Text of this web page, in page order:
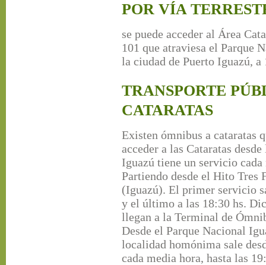
POR VÍA
se puede acceder al Área
101 que atraviesa el Parque
la ciudad de Puerto Iguazú,
TRANSPORTE
CATARATAS
Existen ómnibus a cataratas
acceder a las Cataratas
Iguazú tiene un servicio cada
Partiendo desde el Hito Tres
(Iguazú). El primer servicio
y el último a las 18:30 hs.
llegan a la Terminal de
Desde el Parque Nacional
localidad homónima sale
cada media hora, hasta las